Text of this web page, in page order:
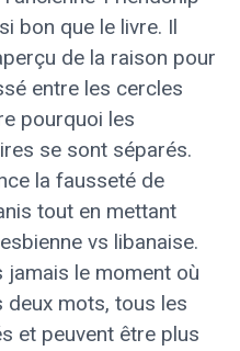
bon que le livre. Il
de la raison pour
entre les cercles
pourquoi les
se sont séparés.
la fausseté de
tout en mettant
vs libanaise.
jamais le moment où
deux mots, tous les
et peuvent être plus